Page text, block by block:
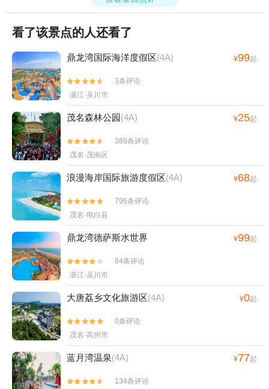
看了该景点的人还看了
鼎龙湾国际海洋度假区(4A) ¥99起


3条评论
湛江·吴川市
茂名森林公园(4A) ¥25起


389条评论
茂名·茂南区
浪漫海岸国际旅游度假区(4A) ¥68起


796条评论
茂名·电白县
鼎龙湾德萨斯水世界 ¥99起


84条评论
湛江·吴川市
大唐荔乡文化旅游区(4A) ¥0起


0条评论
茂名·高州市
蓝月湾温泉(4A) ¥77起

 134条评论